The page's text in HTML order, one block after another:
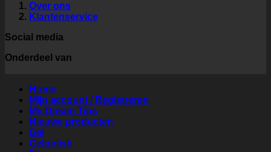
Over ons
Klantenservice
Social media
Onderdeel van
Home
Mijn account / Registreren
My Dream Tips
Nieuwe producten
Gel
Gelpolish